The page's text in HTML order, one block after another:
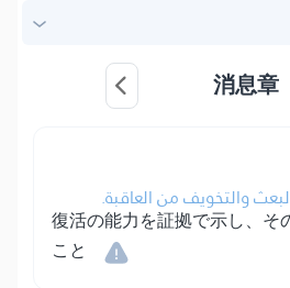
消息章
والتخويف من العاقبة.
復活の能力を証拠で示し、そ
こと